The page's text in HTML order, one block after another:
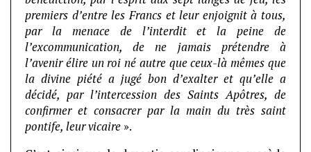
premiers d’entre les Francs et leur enjoignit à tous,
par la menace de l’interdit et la peine de
l’excommunication, de ne jamais prétendre à
l’avenir élire un roi né autre que ceux-là mêmes que
la divine piété a jugé bon d’exalter et qu’elle a
décidé, par l’intercession des Saints Apôtres, de
confirmer et consacrer par la main du très saint
pontife, leur vicaire ».